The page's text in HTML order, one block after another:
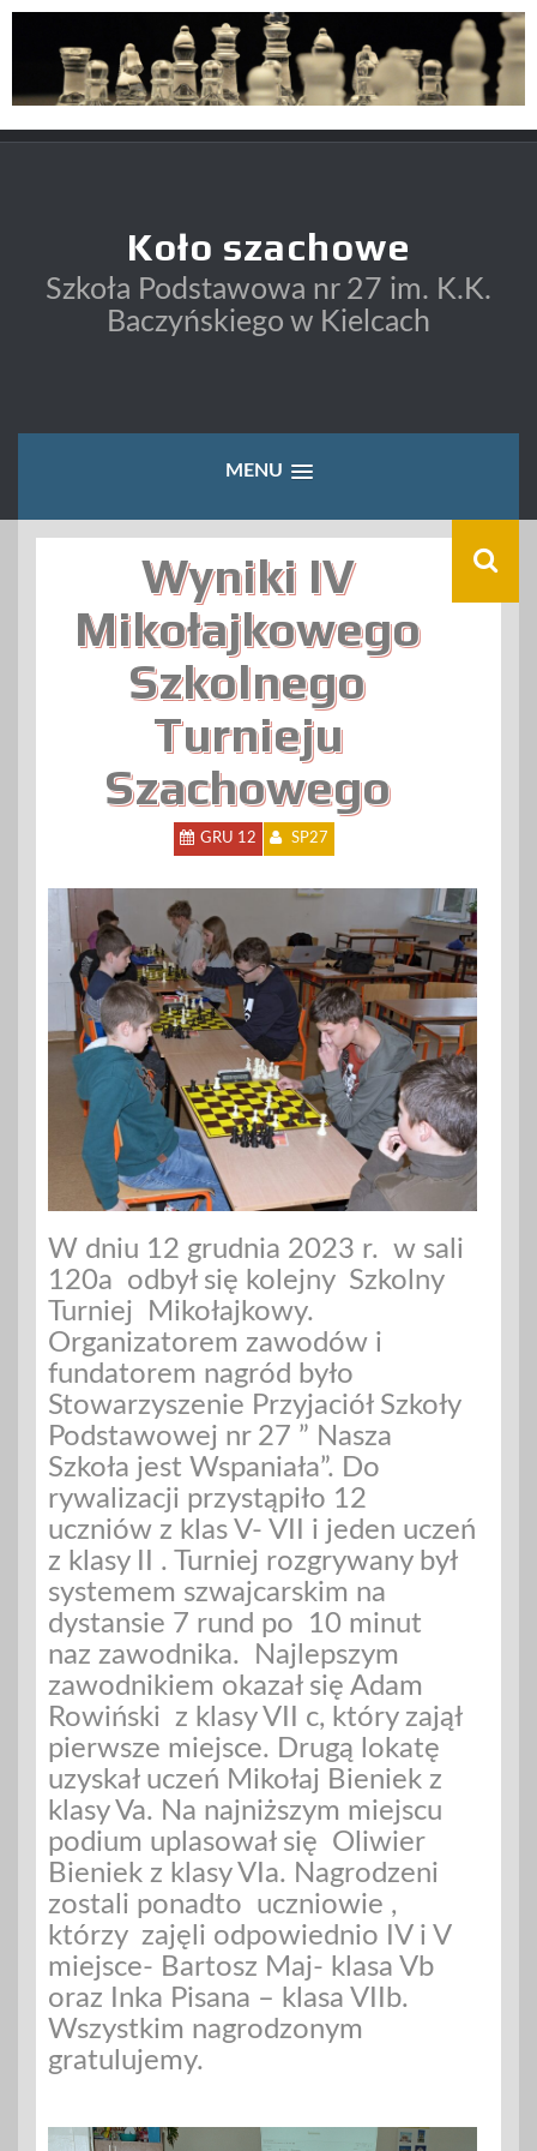
Skip
content
Koło szachowe
Szkoła Podstawowa nr 27 im. K.K.
Baczyńskiego w Kielcach
MENU
Wyniki IV
Mikołajkowego
Szkolnego
Turnieju
Szachowego
GRU 12 SP27
W dniu 12 grudnia 2023 r. w sali
120a odbył się kolejny Szkolny
Turniej Mikołajkowy.
Organizatorem zawodów i
fundatorem nagród było
Stowarzyszenie Przyjaciół Szkoły
Podstawowej nr 27 ” Nasza
Szkoła jest Wspaniała”. Do
rywalizacji przystąpiło 12
uczniów z klas V- VII i jeden uczeń
z klasy II . Turniej rozgrywany był
systemem szwajcarskim na
dystansie 7 rund po 10 minut
naz zawodnika. Najlepszym
zawodnikiem okazał się Adam
Rowiński z klasy VII c, który zajął
pierwsze miejsce. Drugą lokatę
uzyskał uczeń Mikołaj Bieniek z
klasy Va. Na najniższym miejscu
podium uplasował się Oliwier
Bieniek z klasy VIa. Nagrodzeni
zostali ponadto uczniowie ,
którzy zajęli odpowiednio IV i V
miejsce- Bartosz Maj- klasa Vb
oraz Inka Pisana – klasa VIIb.
Wszystkim nagrodzonym
gratulujemy.